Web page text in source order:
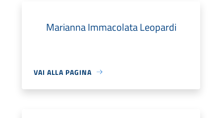
Marianna Immacolata Leopardi
VAI ALLA PAGINA